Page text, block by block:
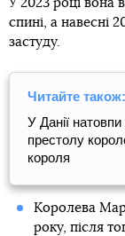
У 2023 році вона
спині, а навесні
застуду.
Читайте також:
У Данії
престолу
короля
Королева
року, після